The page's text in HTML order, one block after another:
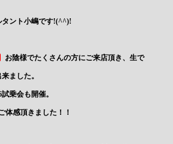
タント小嶋です!(^^)!
お陰様でたくさんの方にご来店頂き、生で
ました。
乗会も開催。
体感頂きました！！